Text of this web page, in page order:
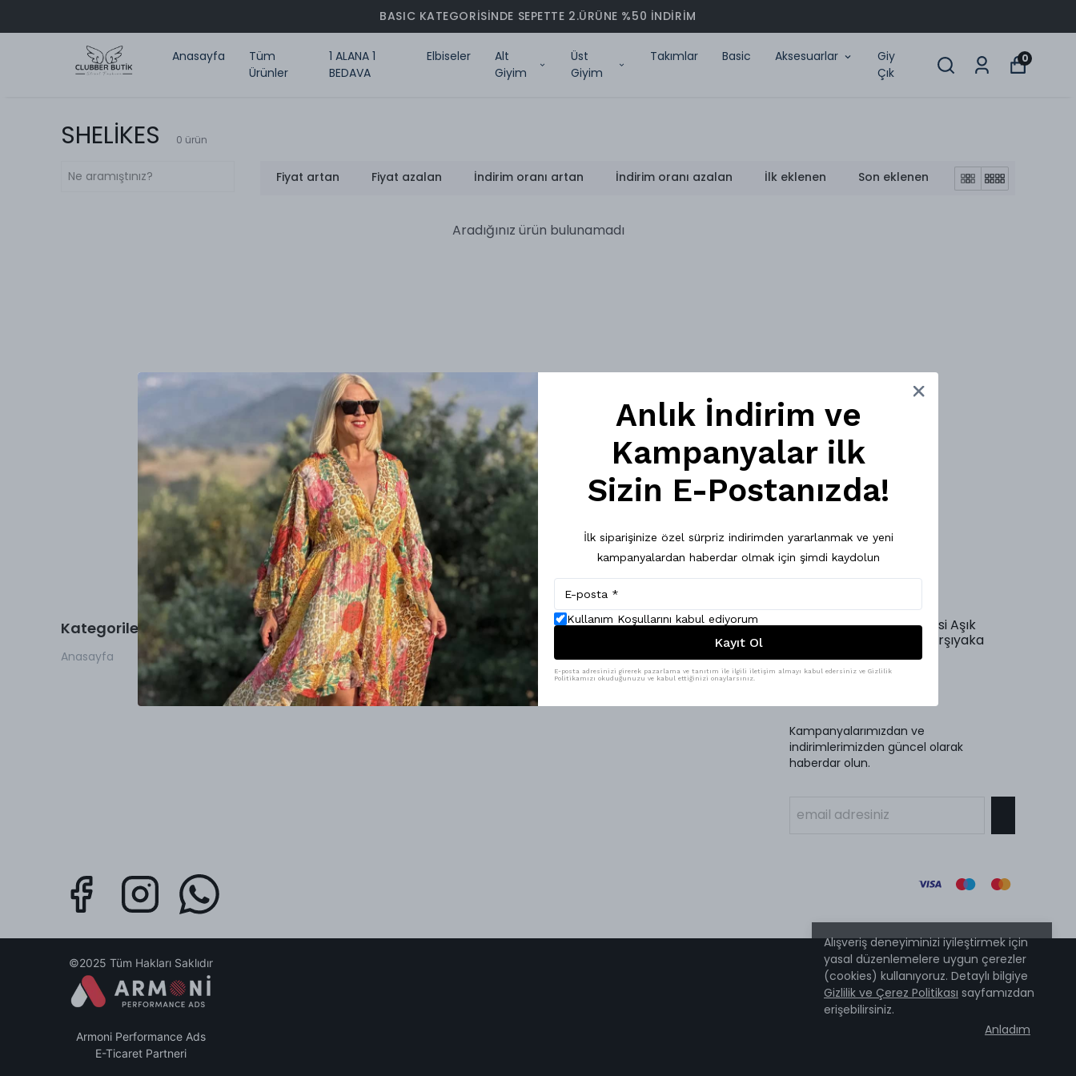
BASIC KATEGORİSİNDE SEPETTE 2.ÜRÜNE %50 İNDİRİM
Anasayfa
Tüm
Ürünler
1 ALANA 1
BEDAVA
Elbiseler
Alt
Giyim
Üst
Giyim
Takımlar Basic Aksesuarlar
Giy
Çık
0
Alışveriş deneyiminizi iyileştirmek için
yasal düzenlemelere uygun çerezler
(cookies) kullanıyoruz. Detaylı bilgiye
Gizlilik ve Çerez Politikası sayfamızdan
erişebilirsiniz.
Anladım
SHELİKES 0 ürün
Fiyat artan Fiyat azalan İndirim oranı artan İndirim oranı azalan İlk eklenen Son eklenen
Aradığınız ürün bulunamadı
Kategoriler
Anasayfa
Hesabım
Giriş Yap
Kayıt Ol
Hakkımızda
İletişim
S.S.S
Kurumsal
Gizlilik Politikası
Mesafeli Satış Sözleşmesi
Adres:Bostanlı Mahallesi Aşık
Veysel Sokak No26 A Karşıyaka
İzmir
İletişim: 05302205846
Kampanyalarımızdan ve
indirimlerimizden güncel olarak
haberdar olun.
©2025 Tüm Hakları Saklıdır
Armoni Performance Ads
E-Ticaret Partneri
Anlık İndirim ve
Kampanyalar ilk
Sizin E-Postanızda!
İlk siparişinize özel sürpriz indirimden yararlanmak ve yeni
kampanyalardan haberdar olmak için şimdi kaydolun
Kullanım Koşullarını kabul ediyorum
Kayıt Ol
E-posta adresinizi girerek pazarlama ve tanıtım ile ilgili iletişim almayı kabul edersiniz ve Gizlilik
Politikamızı okuduğunuzu ve kabul ettiğinizi onaylarsınız.